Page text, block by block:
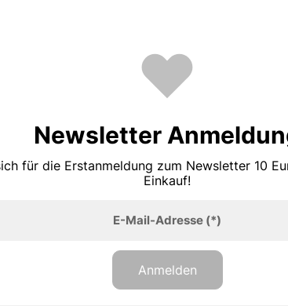
Newsletter
für die Erstanmeldung zum Newsletter 10
Einkauf!
E-Mail-Adresse(*)
Anmelden